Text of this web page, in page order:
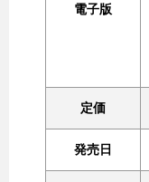
電子版
定価
発売日